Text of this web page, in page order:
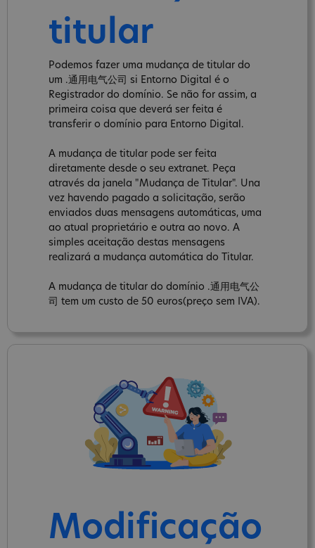
titular
Podemos fazer uma mudança de titular do
um .通用电气公司 si Entorno Digital é o
Registrador do domínio. Se não for assim, a
primeira coisa que deverá ser feita é
transferir o domínio para Entorno Digital.
A mudança de titular pode ser feita
diretamente desde o seu extranet. Peça
através da janela "Mudança de Titular". Una
vez havendo pagado a solicitação, serão
enviados duas mensagens automáticas, uma
ao atual proprietário e outra ao novo. A
simples aceitação destas mensagens
realizará a mudança automática do Titular.
A mudança de titular do domínio .通用电气公
司 tem um custo de 50 euros(preço sem IVA).
Modificação